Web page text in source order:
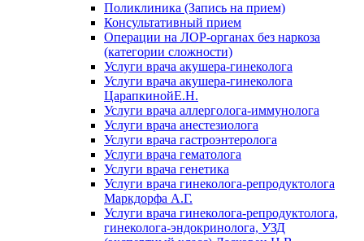
Поликлиника (Запись на прием)
Консультативный прием
Операции на ЛОР-органах без наркоза
(категории сложности)
Услуги врача акушера-гинеколога
Услуги врача акушера-гинеколога
ЦарапкинойЕ.Н.
Услуги врача аллерголога-иммунолога
Услуги врача анестезиолога
Услуги врача гастроэнтеролога
Услуги врача гематолога
Услуги врача генетика
Услуги врача гинеколога-репродуктолога
Маркдорфа А.Г.
Услуги врача гинеколога-репродуктолога,
гинеколога-эндокринолога, УЗД